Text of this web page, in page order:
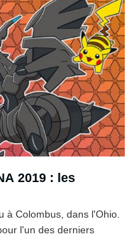
2019 : les
à Colombus, dans l'Ohio.
l'un des derniers